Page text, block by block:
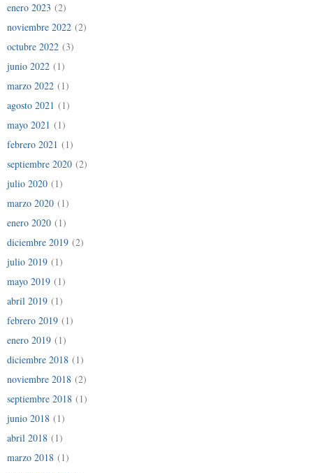
enero 2023 (2)
noviembre 2022 (2)
octubre 2022 (3)
junio 2022 (1)
marzo 2022 (1)
agosto 2021 (1)
mayo 2021 (1)
febrero 2021 (1)
septiembre 2020 (2)
julio 2020 (1)
marzo 2020 (1)
enero 2020 (1)
diciembre 2019 (2)
julio 2019 (1)
mayo 2019 (1)
abril 2019 (1)
febrero 2019 (1)
enero 2019 (1)
diciembre 2018 (1)
noviembre 2018 (2)
septiembre 2018 (1)
junio 2018 (1)
abril 2018 (1)
marzo 2018 (1)